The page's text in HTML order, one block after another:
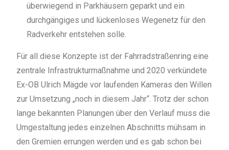
überwiegend in Parkhäusern geparkt und ein
durchgängiges und lückenloses Wegenetz für den
Radverkehr entstehen solle.
Für all diese Konzepte ist der Fahrradstraßenring eine
zentrale Infrastrukturmaßnahme und 2020 verkündete
Ex-OB Ulrich Mägde vor laufenden Kameras den Willen
zur Umsetzung „noch in diesem Jahr“. Trotz der schon
lange bekannten Planungen über den Verlauf muss die
Umgestaltung jedes einzelnen Abschnitts mühsam in
den Gremien errungen werden und es gab schon bei